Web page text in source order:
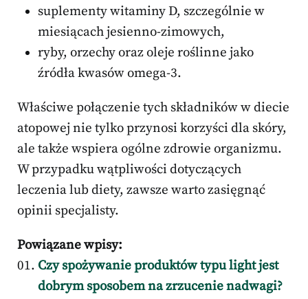
suplementy witaminy D, szczególnie w
miesiącach jesienno-zimowych,
ryby, orzechy oraz oleje roślinne jako
źródła kwasów omega-3.
Właściwe połączenie tych składników w diecie
atopowej nie tylko przynosi korzyści dla skóry,
ale także wspiera ogólne zdrowie organizmu.
W przypadku wątpliwości dotyczących
leczenia lub diety, zawsze warto zasięgnąć
opinii specjalisty.
Powiązane wpisy:
Czy spożywanie produktów typu light jest
dobrym sposobem na zrzucenie nadwagi?